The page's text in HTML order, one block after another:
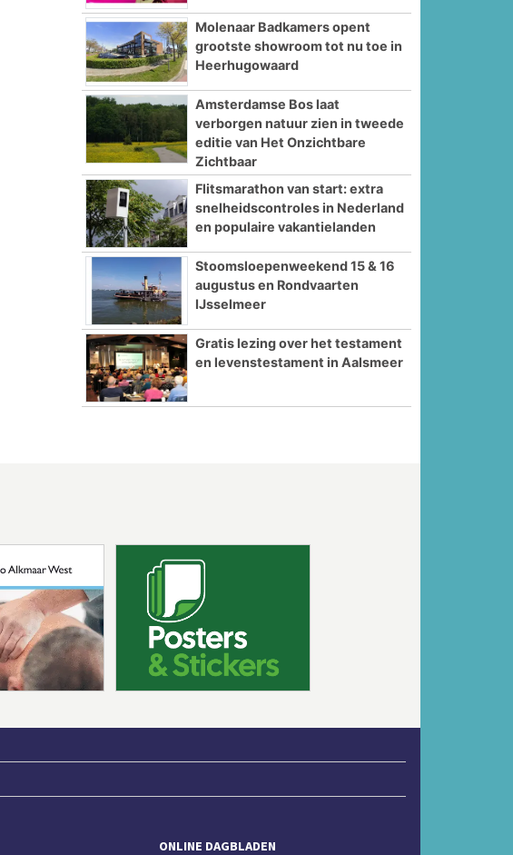
Molenaar Badkamers opent
grootste showroom tot nu toe in
Heerhugowaard
Amsterdamse Bos laat
verborgen natuur zien in tweede
editie van Het Onzichtbare
Zichtbaar
Flitsmarathon van start: extra
snelheidscontroles in Nederland
en populaire vakantielanden
Stoomsloepenweekend 15 & 16
augustus en Rondvaarten
IJsselmeer
Gratis lezing over het testament
en levenstestament in Aalsmeer
ONLINE DAGBLADEN